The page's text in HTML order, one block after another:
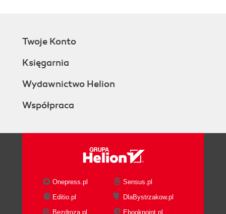
Twoje Konto
Księgarnia
Wydawnictwo Helion
Współpraca
Onepress.pl
Sensus.pl
Editio.pl
DlaBystrzakow.pl
Bezdroza.pl
Ebookpoint.pl